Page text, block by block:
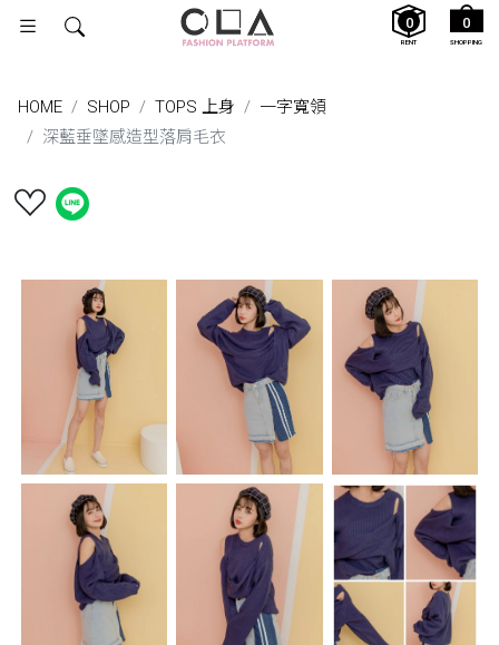
SHOPPING
0
RENT
0
HOME SHOP TOPS 上身
一字寬領
深藍垂墜感造型落肩毛衣